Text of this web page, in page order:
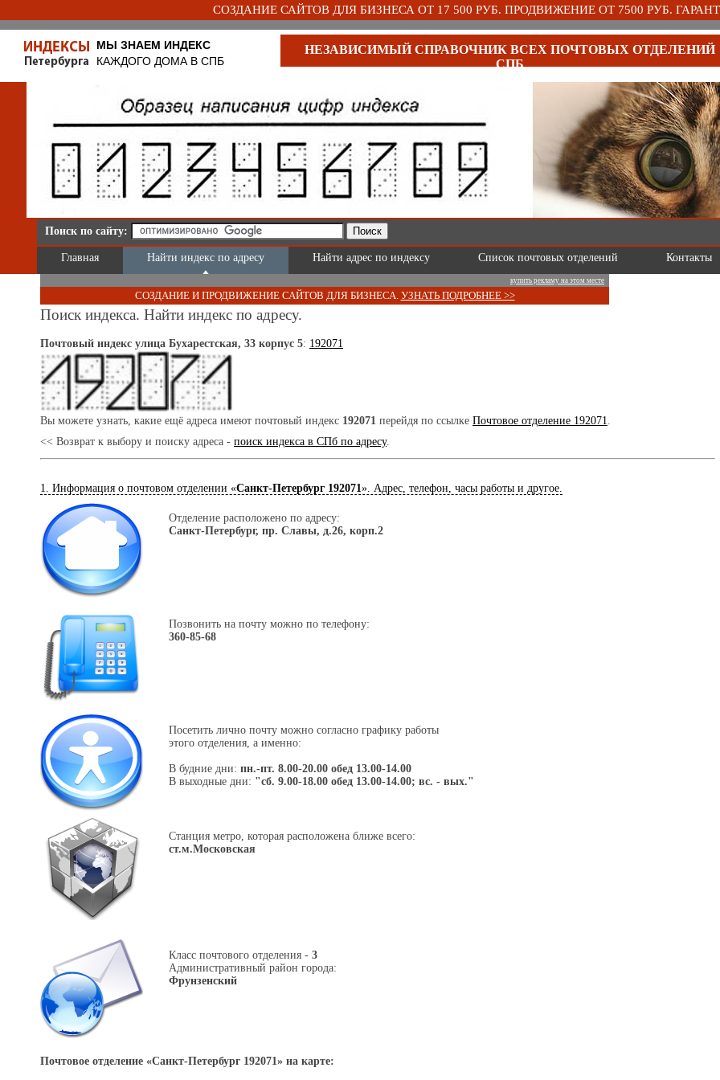
СОЗДАНИЕ САЙТОВ ДЛЯ БИЗНЕСА ОТ 17 500 РУБ. ПРОДВИЖЕНИЕ ОТ 7500 РУБ.
МЫ ЗНАЕМ ИНДЕКС
КАЖДОГО ДОМА В СПБ
НЕЗАВИСИМЫЙ СПРАВОЧНИК ВСЕХ ПОЧТОВЫХ ОТДЕЛЕНИЙ
СПБ
Поиск по сайту:
Главная Найти индекс по адресу Найти адрес по индексу Список почтовых отделений Контакты
купить рекламу на этом месте
СОЗДАНИЕ И ПРОДВИЖЕНИЕ САЙТОВ ДЛЯ БИЗНЕСА. УЗНАТЬ ПОДРОБНЕЕ >>
Поиск индекса. Найти индекс по адресу.
Почтовый индекс улица Бухарестская, 33 корпус 5: 192071
Вы можете узнать, какие ещё адреса имеют почтовый индекс 192071 перейдя по ссылке Почтовое отделение 192071
<< Возврат к выбору и поиску адреса - поиск индекса в СПб по адресу.
1. Информация о почтовом отделении «Санкт-Петербург 192071 ». Адрес, телефон, часы работы и другое.
Отделение расположено по адресу:
Санкт-Петербург, пр. Славы, д.26, корп.2
Позвонить на почту можно по телефону:
360-85-68
Посетить лично почту можно согласно графику работы
этого отделения, а именно:
В будние дни: пн.-пт. 8.00-20.00 обед 13.00-14.00
В выходные дни: "сб. 9.00-18.00 обед 13.00-14.00; вс. - вых."
Станция метро, которая расположена ближе всего:
ст.м.Московская
Класс почтового отделения - 3
Административный район города:
Фрунзенский
Почтовое отделение «Санкт-Петербург 192071 » на карте: